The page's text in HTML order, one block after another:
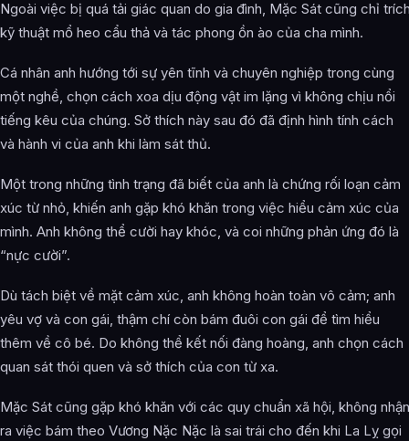
Ngoài việc bị quá tải giác quan do gia đình, Mặc Sát cũng chỉ
kỹ thuật mổ heo cẩu thả và tác phong ồn ào của cha mình.
Cá nhân anh hướng tới sự yên tĩnh và chuyên nghiệp trong cùng
một nghề, chọn cách xoa dịu động vật im lặng vì không chịu nổi
tiếng kêu của chúng. Sở thích này sau đó đã định hình tính cách
và hành vi của anh khi làm sát thủ.
Một trong những tình trạng đã biết của anh là chứng rối loạn cảm
xúc từ nhỏ, khiến anh gặp khó khăn trong việc hiểu cảm xúc của
mình. Anh không thể cười hay khóc, và coi những phản ứng đó là
“nực cười”.
Dù tách biệt về mặt cảm xúc, anh không hoàn toàn vô cảm; anh
yêu vợ và con gái, thậm chí còn bám đuôi con gái để tìm hiểu
thêm về cô bé. Do không thể kết nối đàng hoàng, anh chọn cách
quan sát thói quen và sở thích của con từ xa.
Mặc Sát cũng gặp khó khăn với các quy chuẩn xã hội, không nhận
ra việc bám theo Vương Nặc Nặc là sai trái cho đến khi La Lỵ gọi